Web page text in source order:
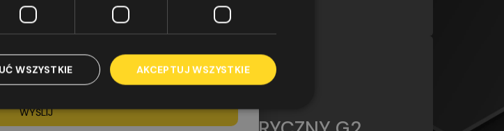
OSZ OMEGA
KURS
AKCEPTUJ WSZYSTKIE
WSZYSTKIE
w związku z przetwarzaniem danych osobowych i
danych oraz uchylenia dyrektywy 95/46/WE
Żądanie usunięcia danych proszę kierować na
WYŚLIJ